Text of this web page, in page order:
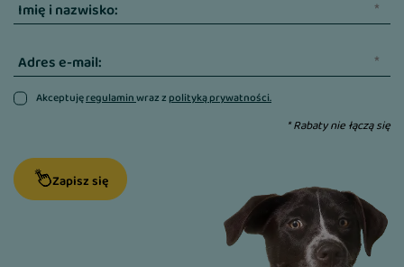
Imię i nazwisko:
Adres e-mail:
Akceptujęregulaminwraz zpolityką prywatności.
* Rabaty nie łączą się
Zapisz się